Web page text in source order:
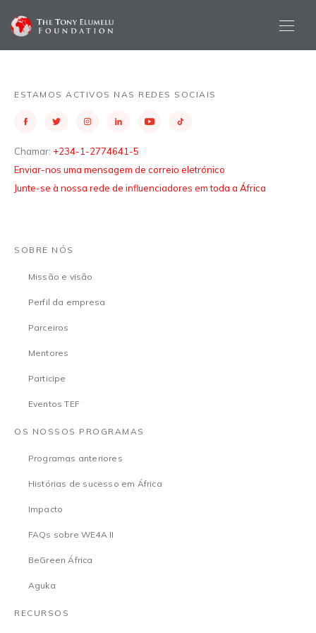
ESTAMOS ACTIVOS NAS REDES SOCIAIS
Chamar: +234-1-2774641-5
Enviar-nos uma mensagem de correio eletrónico
Junte-se à nossa rede de influenciadores em toda a África
SOBRE NÓS
Missão e visão
Perfil da empresa
Parceiros
Mentores
Participe
Eventos TEF
OS NOSSOS PROGRAMAS
Programas anteriores
Histórias de sucesso em África
Impacto
FAQs sobre WE4A II
BeGreen África
Aguka
RECURSOS